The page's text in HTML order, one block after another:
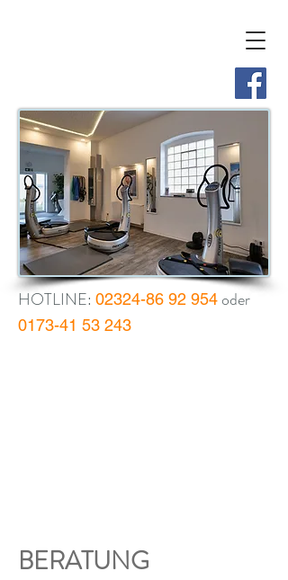
HOTLINE: 02324-86 92 954oder
0173-41 53 243
BERATUNG